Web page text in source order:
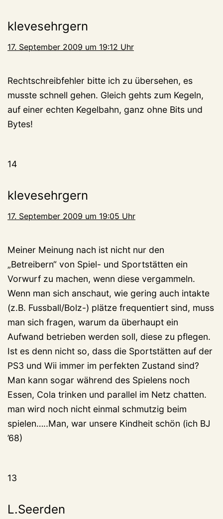
klevesehrgern
17. September 2009 um 19:12 Uhr
Rechtschreibfehler bitte ich zu übersehen, es
musste schnell gehen. Gleich gehts zum Kegeln,
auf einer echten Kegelbahn, ganz ohne Bits und
Bytes!
14
klevesehrgern
17. September 2009 um 19:05 Uhr
Meiner Meinung nach ist nicht nur den
„Betreibern“ von Spiel- und Sportstätten ein
Vorwurf zu machen, wenn diese vergammeln.
Wenn man sich anschaut, wie gering auch intakte
(z.B. Fussball/Bolz-) plätze frequentiert sind, muss
man sich fragen, warum da überhaupt ein
Aufwand betrieben werden soll, diese zu pflegen.
Ist es denn nicht so, dass die Sportstätten auf der
PS3 und Wii immer im perfekten Zustand sind?
Man kann sogar während des Spielens noch
Essen, Cola trinken und parallel im Netz chatten.
man wird noch nicht einmal schmutzig beim
spielen…..Man, war unsere Kindheit schön (ich BJ
’68)
13
L.Seerden